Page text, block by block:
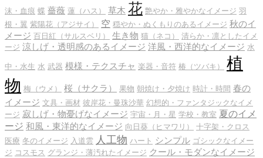
沫・血痕 蝶 薔薇 蓮（ハス） 草木 花 艶やか・雅やかなイメージ 羽
根・翼 紫陽花（アジサイ） 空 穏やか・ぬくもりのあるイメージ 秋のイ
メージ 百日紅（サルスベリ） 生き物 猫（ネコ）
清らか・凛としたイメ
ージ 涼しげ・透明感のあるイメージ 洋風・西洋的なイメージ 水
中・水生 水 武器 模様・テクスチャ 楽器・音符 椿（ツバキ）
植
物 梅（ウメ） 桜（サクラ） 果物 朝焼け・夕焼け 時計・時間 春の
イメージ 文具・画材 彼岸花・曼珠沙華 幻想的・ファンタジックなイメ
ージ 寂しげ・物憂げなイメージ 宇宙・月・星 学校・教室 夏のイメ
ージ 和風・東洋的なイメージ 向日葵（ヒマワリ）
十字架・クロス
医療 冬のイメージ 入道雲 人工物 ハート シンプル ゴシックなイメー
ジ コスモス グランジ・薄汚れたイメージ クール・モダンなイメージ